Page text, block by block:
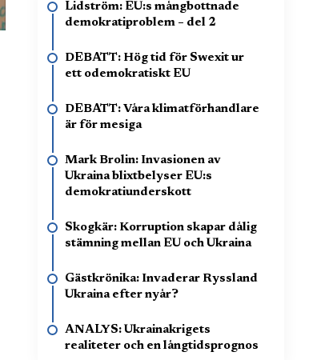
Lidström: EU:s mångbottnade
demokratiproblem – del 2
DEBATT: Hög tid för Swexit ur
ett odemokratiskt EU
DEBATT: Våra klimatförhandlare
är för mesiga
Mark Brolin: Invasionen av
Ukraina blixtbelyser EU:s
demokratiunderskott
Skogkär: Korruption skapar dålig
stämning mellan EU och Ukraina
Gästkrönika: Invaderar Ryssland
Ukraina efter nyår?
ANALYS: Ukrainakrigets
realiteter och en långtidsprognos